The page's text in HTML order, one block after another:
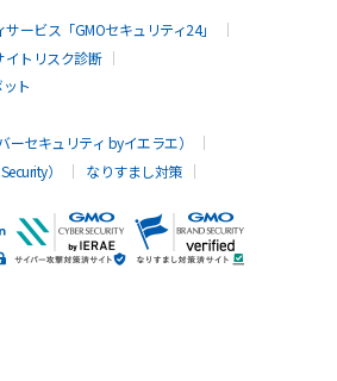
ービス「GMOセキュリティ24」
イトリスク診断
ト
セキュリティ byイエラエ）
）
なりすまし対策